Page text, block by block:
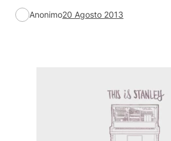
Anonimo20 Agosto 2013